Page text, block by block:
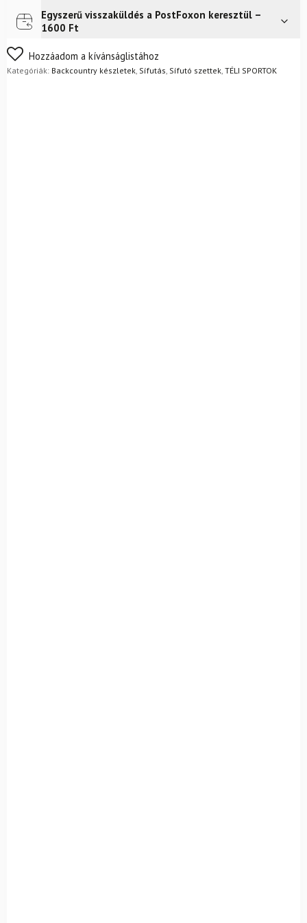
kötéssel
csizma
rudak
Futár a címreIngyenes
Egyszerű visszaküldés a PostFoxon keresztül –
1600 Ft
Nem biztos a választásában? Semmi gond – a terméket
egyszerűen visszaküldheti 14 napon belül, indoklás nélkül.
Hozzáadom a kívánságlistához
Kategóriák: Backcountry készletek, Sífutás, Sífutó szettek, TÉLI SPORTOK